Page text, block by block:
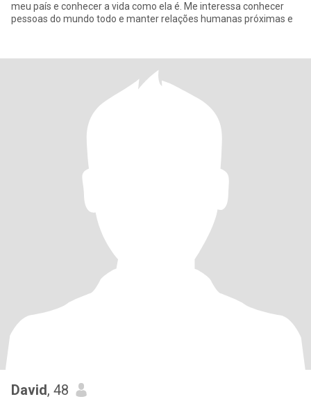
meu país e conhecer a vida como ela é. Me interessa conhecer
pessoas do mundo todo e manter relações humanas próximas e
David, 48